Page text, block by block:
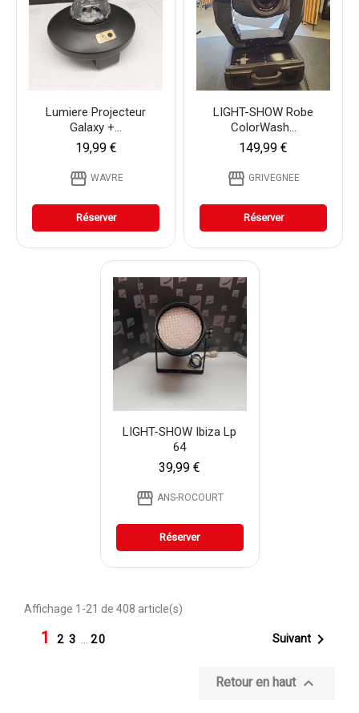
Lumiere Projecteur
Galaxy +...
19,99 €
storefront WAVRE
Réserver
LIGHT-SHOW Robe
ColorWash...
149,99 €
storefront GRIVEGNEE
Réserver
LIGHT-SHOW Ibiza Lp
64
39,99 €
storefront ANS-ROCOURT
Réserver
Affichage 1-21 de 408 article(s)
1 2 3 20 Suivant 
Retour en haut 